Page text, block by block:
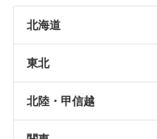
北海道
東北
北陸・甲信越